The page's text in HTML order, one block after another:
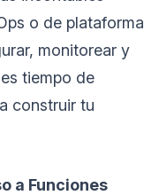
o de plataforma
monitorear y
tiempo de
construir tu
a Funciones